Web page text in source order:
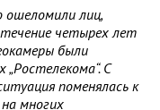
ошеломили лиц,
четырех лет
были
С
поменялась к
многих